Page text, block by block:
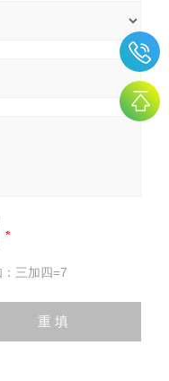
三加四=7